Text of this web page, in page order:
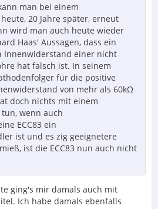
man bei einem
20 Jahre später, erneut
wird man auch heute wieder
Haas' Aussagen, dass ein
Innenwiderstand einer nicht
hat falsch ist. In seinem
für die positive
von mehr als 60kΩ
doch nichts mit einem
wenn auch
ECC83 ein
ist und es zig geeignetere
ist die ECC83 nun auch nicht
ging's mir damals auch mit
Ich habe damals ebenfalls